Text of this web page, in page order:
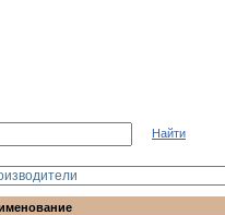
Найти